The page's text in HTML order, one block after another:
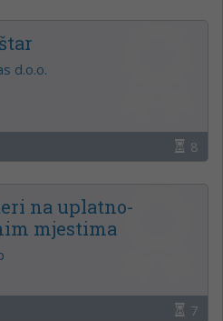
d.o.o.
8
na uplatno-
mjestima
7